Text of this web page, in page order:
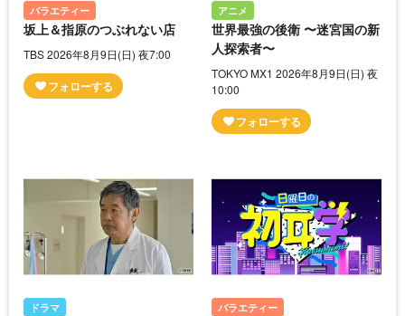
バラエティー
坂上＆指原のつぶれない店
TBS 2026年8月9日(日) 夜7:00
アニメ
世界最強の後衛 〜迷宮国の新
人探索者〜
TOKYO MX1 2026年8月9日(日) 夜
10:00
ドラマ バラエティー